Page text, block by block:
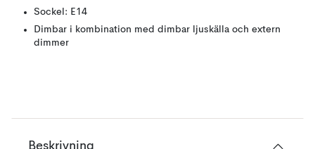
Sockel: E14
Dimbar i kombination med dimbar ljuskälla och extern
dimmer
Beskrivning